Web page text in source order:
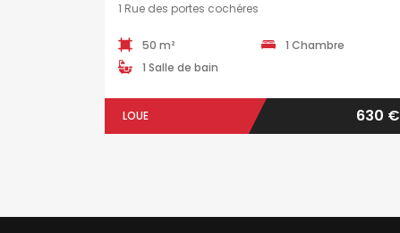
1 Rue des portes cochéres
50 m²
1 Chambre
1 Salle de bain
LOUE 630 €